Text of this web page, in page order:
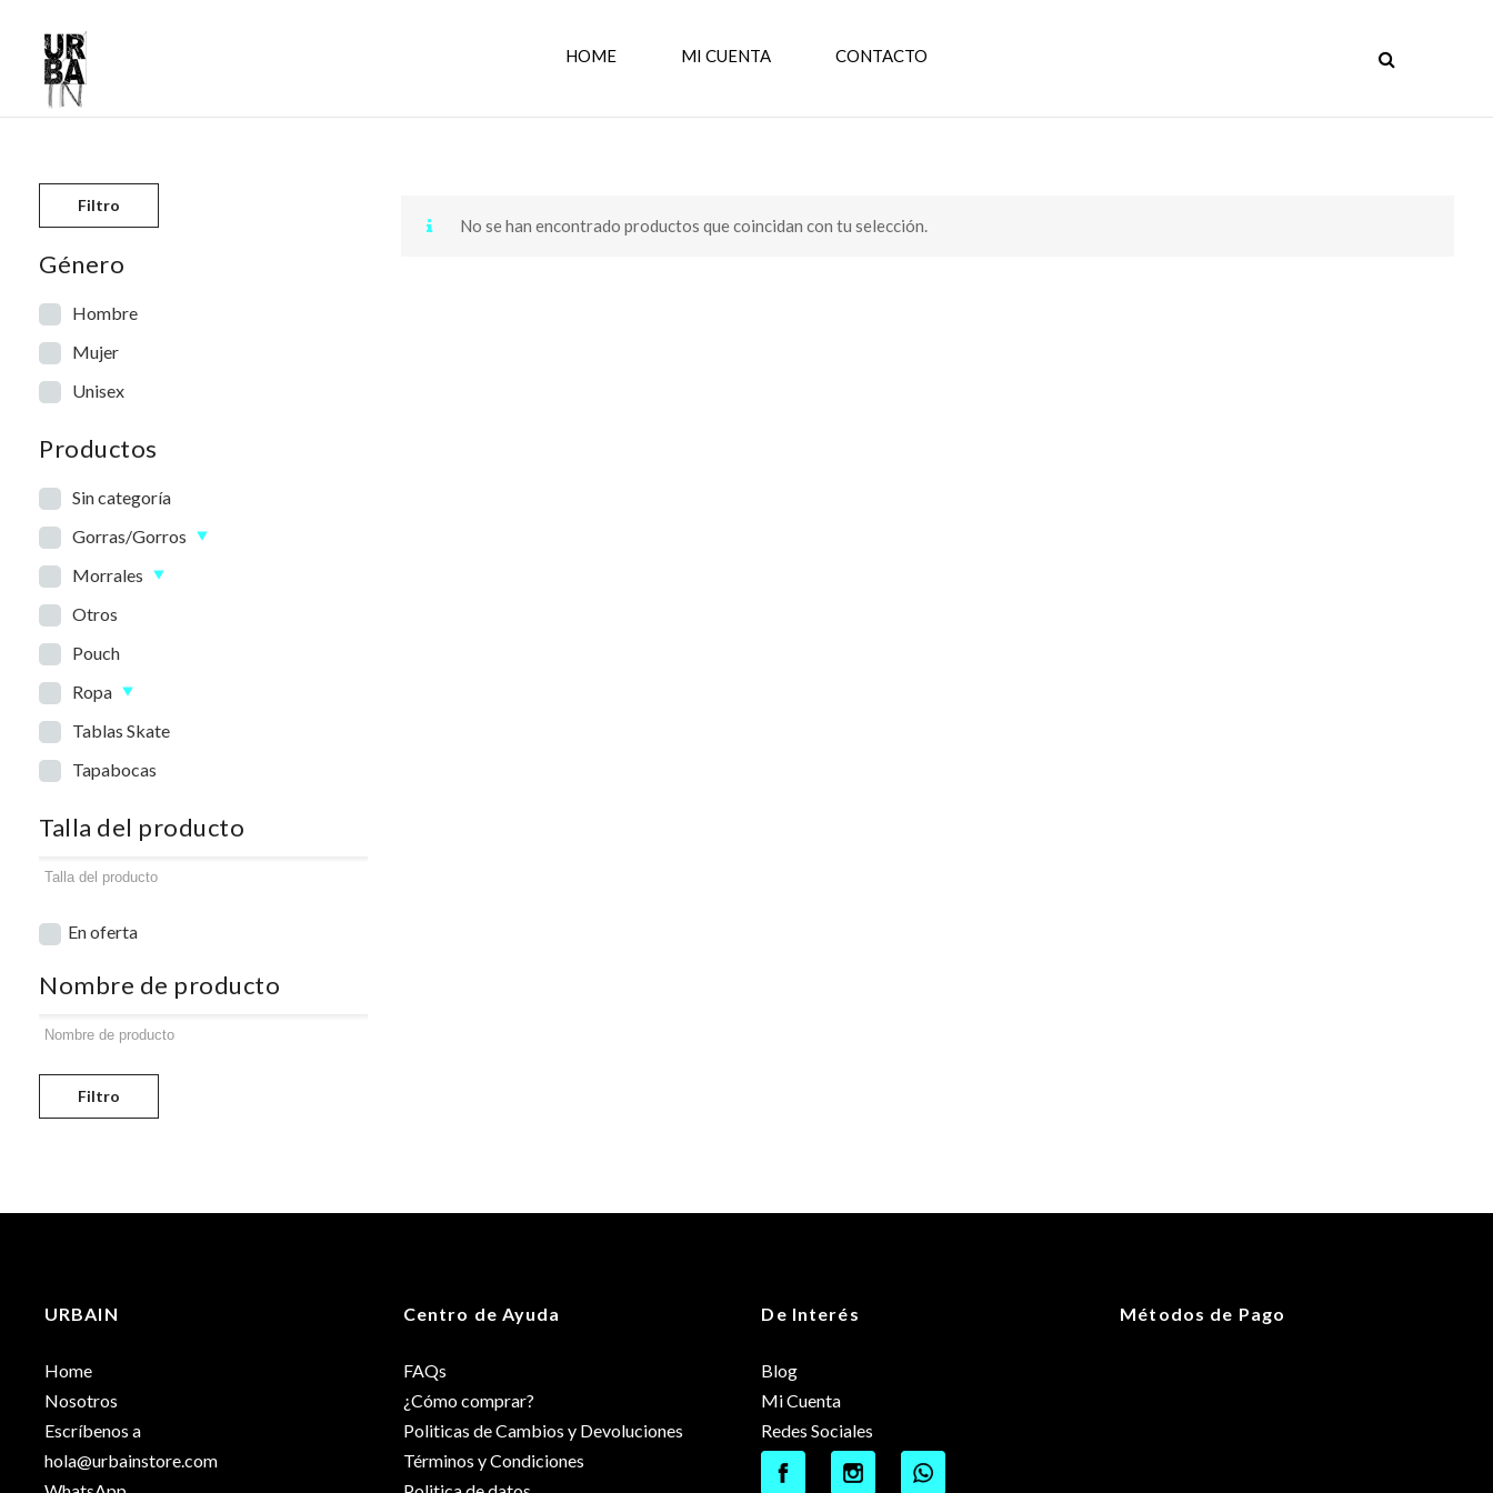
HOME MI CUENTA CONTACTO
Skip to content
No se han encontrado productos que coincidan con tu selección.
Filtro
Género
Hombre
Mujer
Unisex
Productos
Sin categoría
Gorras/Gorros
Morrales
Otros
Pouch
Ropa
Tablas Skate
Tapabocas
Talla del producto
En oferta
Nombre de producto
Filtro
URBAIN
Home
Nosotros
Escríbenos a
hola@urbainstore.com
Centro de Ayuda
FAQs
¿Cómo comprar?
Politicas de Cambios y Devoluciones
Términos y Condiciones
De Interés
Blog
Mi Cuenta
Redes Sociales
Métodos de Pago